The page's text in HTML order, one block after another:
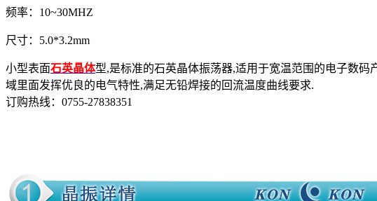
频率：10~30MHZ
尺寸：5.0*3.2mm
小型表面石英晶体型,是标准的石英晶体振荡器,适用于宽温范围的电子数码
域里面发挥优良的电气特性,满足无铅焊接的回流温度曲线要求.
订购热线： 0755-27838351